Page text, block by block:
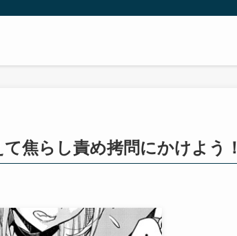
焦らし責め拷問にかけよう！